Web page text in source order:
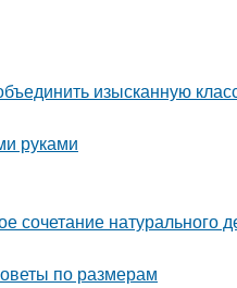
изысканную
руками
сочетание натурального
по размерам